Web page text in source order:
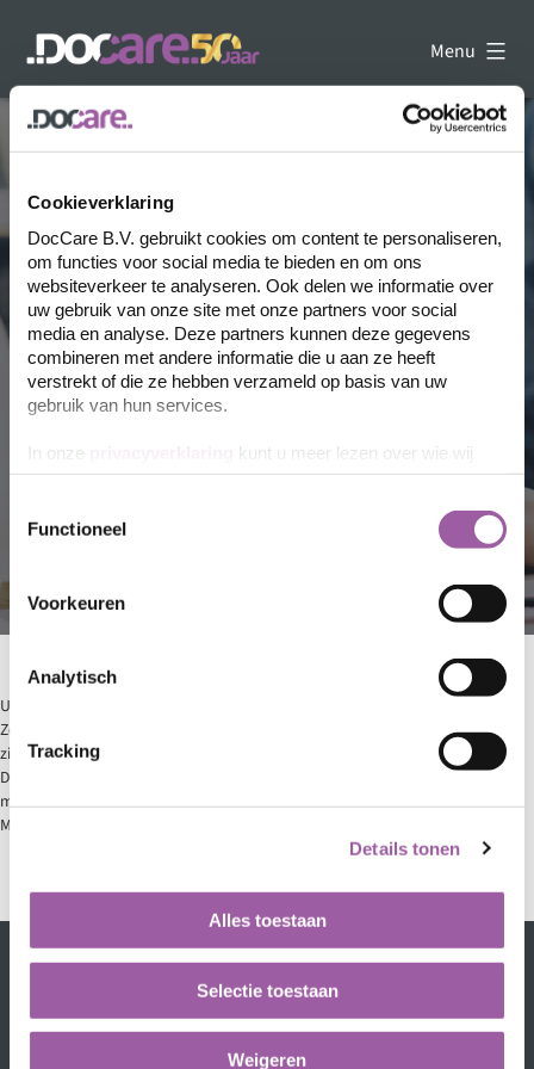
Cookieverklaring
DocCare B.V. gebruikt cookies om content te personaliseren,
om functies voor social media te bieden en om ons
websiteverkeer te analyseren. Ook delen we informatie over
uw gebruik van onze site met onze partners voor social
media en analyse. Deze partners kunnen deze gegevens
combineren met andere informatie die u aan ze heeft
verstrekt of die ze hebben verzameld op basis van uw
gebruik van hun services.
In onze
kunt u meer lezen over wie wij
zijn, hoe u contact met ons kunt opnemen en hoe we
Functioneel
Voorkeuren
Analytisch
Tracking
Details tonen
Alles toestaan
Selectie toestaan
Weigeren
naar
de
inhoud
DocCare
het
gebied
van
dataverwerking
Menu
Bezoek de website
UMC Zorgverzekering is een merk van zorgverzekeraar VGZ. UMC
Zorgverzekering is er speciaal voor de medewerkers van academische
ziekenhuizen.
DocCare verwerkt voor UMC Zorgverzekering de zorgkostendeclaraties en
machtigingsaanvragen.
Meer weten over de